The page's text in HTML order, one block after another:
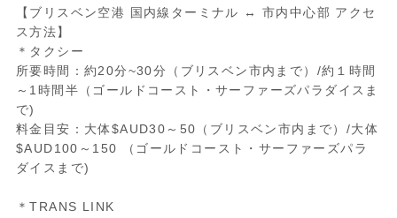
【ブリスベン空港 国内線ターミナル ↔ 市内中心部 アクセ
ス方法】
＊タクシー
所要時間：約20分~30分（ブリスベン市内まで）/約１時間
～1時間半（ゴールドコースト・サーファーズパラダイスま
で)
料金目安：大体$AUD30～50（ブリスベン市内まで）/大体
$AUD100～150 （ゴールドコースト・サーファーズパラ
ダイスまで)
＊TRANS LINK